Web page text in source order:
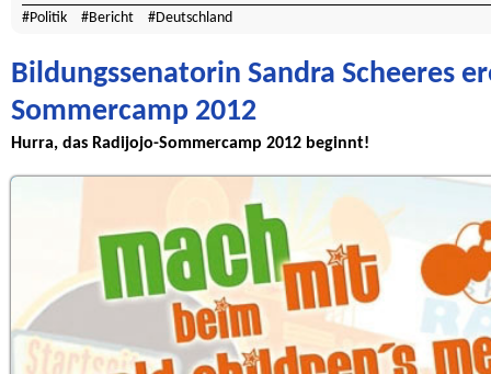
Politik Bericht Deutschland
Bildungssenatorin Sandra Scheeres
Sommercamp 2012
Hurra, das Radijojo-Sommercamp 2012 beginnt!